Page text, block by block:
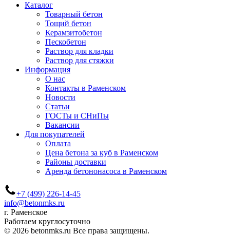
Каталог
Товарный бетон
Тощий бетон
Керамзитобетон
Пескобетон
Раствор для кладки
Раствор для стяжки
Информация
О нас
Контакты в Раменском
Новости
Статьи
ГОСТы и СНиПы
Вакансии
Для покупателей
Оплата
Цена бетона за куб в Раменском
Районы доставки
Аренда бетононасоса в Раменском
+7 (499) 226-14-45
info@betonmks.ru
г. Раменское
Работаем круглосуточно
© 2026 betonmks.ru Все права защищены.